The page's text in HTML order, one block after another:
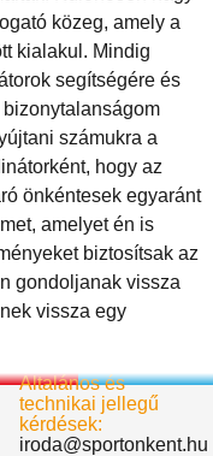
közeg, amely a
kialakul. Mindig
segítségére és
számukra a
hogy az
önkéntesek egyaránt
amelyet én is
biztosítsak az
gondoljanak vissza
vissza egy
Általános és
technikai jellegű
kérdések:
iroda@sportonkent.hu